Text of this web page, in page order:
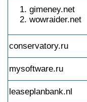
gimeney.net
wowraider.net
conservatory.ru
mysoftware.ru
leaseplanbank.nl